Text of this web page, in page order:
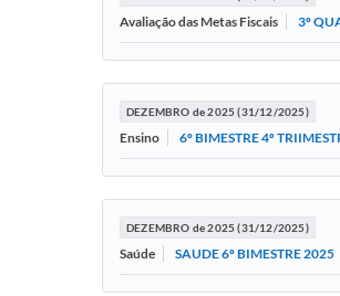
Avaliação das Metas Fiscais 3º
DEZEMBRO de 2025 (31/12/2025)
Ensino 6º BIMESTRE 4º
DEZEMBRO de 2025 (31/12/2025)
Saúde SAUDE 6º BIMESTRE 2025